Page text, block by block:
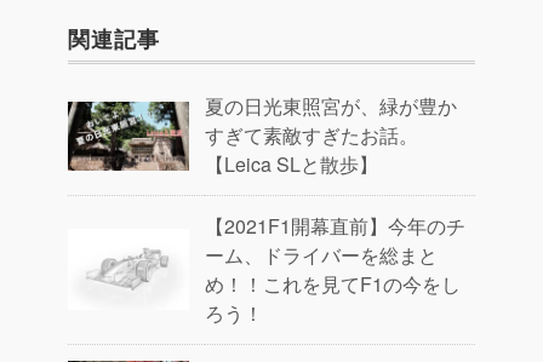
関連記事
夏の日光東照宮が、緑が豊か
すぎて素敵すぎたお話。
【Leica SLと散歩】
【2021F1開幕直前】今年のチ
ーム、ドライバーを総まと
め！！これを見てF1の今をし
ろう！